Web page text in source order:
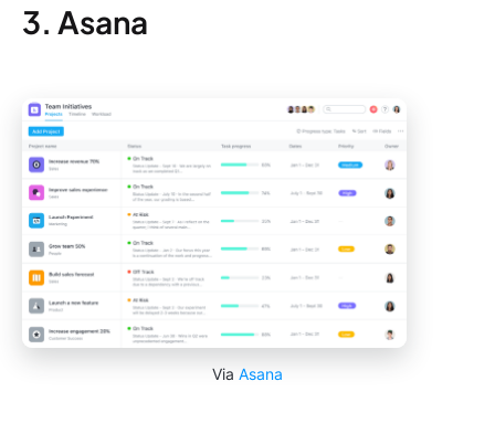
3. Asana
Via Asana